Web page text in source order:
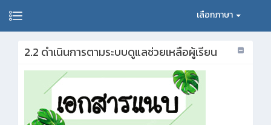
เลือกภาษา
2.2 ดำเนินการตามระบบดูแลช่วยเหลือผู้เรียน